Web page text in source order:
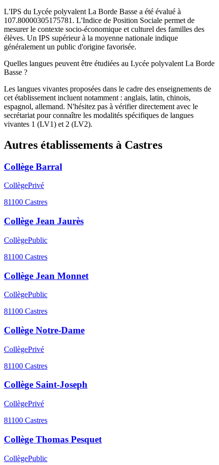
L'IPS du Lycée polyvalent La Borde Basse a été évalué à
107.80000305175781. L'Indice de Position Sociale permet de
mesurer le contexte socio-économique et culturel des familles des
élèves. Un IPS supérieur à la moyenne nationale indique
généralement un public d'origine favorisée.
Quelles langues peuvent être étudiées au Lycée polyvalent La Borde
Basse ?
Les langues vivantes proposées dans le cadre des enseignements de
cet établissement incluent notamment : anglais, latin, chinois,
espagnol, allemand. N'hésitez pas à vérifier directement avec le
secrétariat pour connaître les modalités spécifiques de langues
vivantes 1 (LV1) et 2 (LV2).
Autres établissements à Castres
Collège Barral
CollègePrivé
81100 Castres
Collège Jean Jaurès
CollègePublic
81100 Castres
Collège Jean Monnet
CollègePublic
81100 Castres
Collège Notre-Dame
CollègePrivé
81100 Castres
Collège Saint-Joseph
CollègePrivé
81100 Castres
Collège Thomas Pesquet
CollègePublic